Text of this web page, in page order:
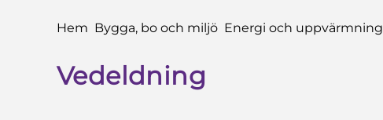
Du är här:
Hem Bygga, bo och miljö Energi och uppvärmning
Vedeldning